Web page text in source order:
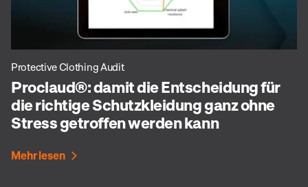
Protective Clothing Audit
Proclaud®: damit die Entscheidung für
die richtige Schutzkleidung ganz ohne
Stress getroffen werden kann
Mehr lesen